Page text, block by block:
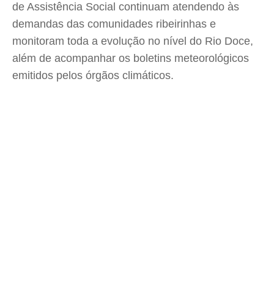
de Assistência Social continuam atendendo às
demandas das comunidades ribeirinhas e
monitoram toda a evolução no nível do Rio Doce,
além de acompanhar os boletins meteorológicos
emitidos pelos órgãos climáticos.